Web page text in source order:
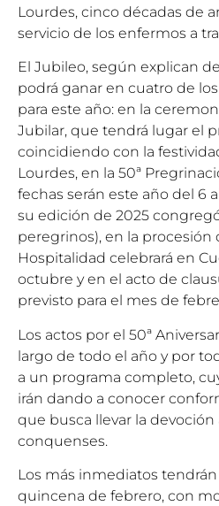
Lourdes, cinco décadas de
servicio de los enfermos a
El Jubileo, según explican
podrá ganar en cuatro de
para este año: en la
Jubilar, que tendrá lugar el
coincidiendo con la
Lourdes, en la 50ª
fechas serán este año del 6
su edición de 2025
peregrinos), en la procesión
Hospitalidad celebrará en
octubre y en el acto de
previsto para el mes de
Los actos por el 50ª
largo de todo el año y por
a un programa completo,
irán dando a conocer
que busca llevar la devoción
conquenses.
Los más inmediatos
quincena de febrero, con